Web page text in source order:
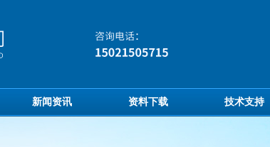
新闻资讯 资料下载 技术支持